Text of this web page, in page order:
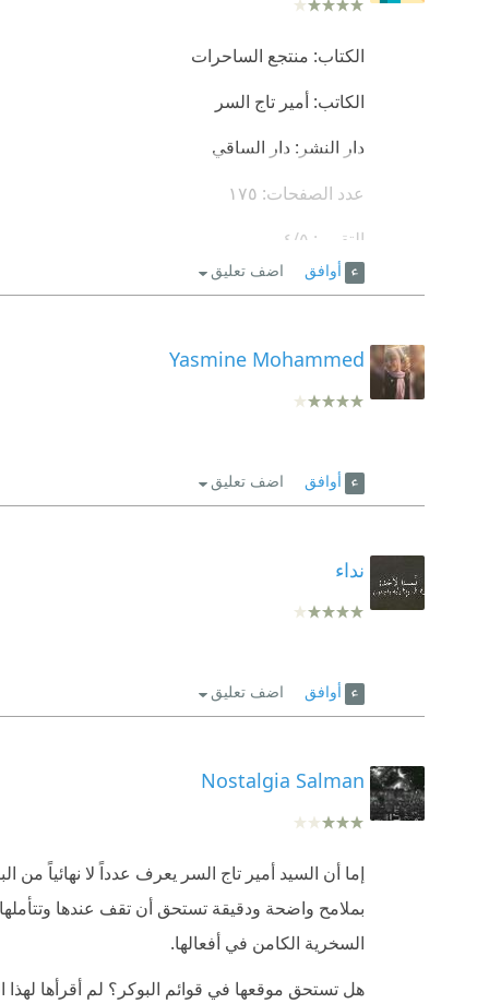
الكتاب: منتجع الساحرات
الكاتب: أمير تاج السر
دار النشر: دار الساقي
عدد الصفحات: ١٧٥
التقييم: ٤/٥
مجتمع من الفقراء ما بين لاجئ حرب وفقير
أوافق اضف تعليق
Yasmine Mohammed
أوافق اضف تعليق
نداء
أوافق اضف تعليق
Nostalgia Salman
إما أن السيد أمير تاج السر يعرف عدداً لا نهائياً
بملامح واضحة ودقيقة تستحق أن تقف عندها
السخرية الكامن في أفعالها.
هل تستحق موقعها في قوائم البوكر؟ لم أقرأها